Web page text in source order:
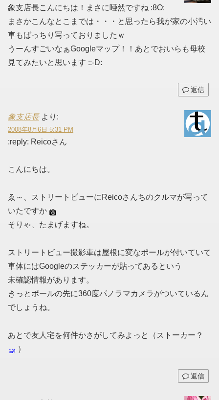
象支店長こんにちは！まさに唖然ですね :8O:
まさかこんなとこまでは・・・と思ったら我が家の小汚い
車もばっちり写っておりましたｗ
うーんすごいなぁGoogleマップ！！あとでおいらも母校
見てみたいと思います ::-D:
返信
象支店長 より:
2008年8月6日 5:31 PM
:reply: Reicoさん
こんにちは。
ゑ～、ストリートビューにReicoさんちのクルマが写って
いたですか
そりゃ、たまげますね。
ストリートビュー撮影車は屋根に変なポールが付いていて
車体にはGoogleのステッカーが貼ってあるという
未確認情報があります。
きっとポールの先に360度パノラマカメラがついているん
でしょうね。
あとで友人宅を何件かさがしてみよっと（ストーカー？
）
返信